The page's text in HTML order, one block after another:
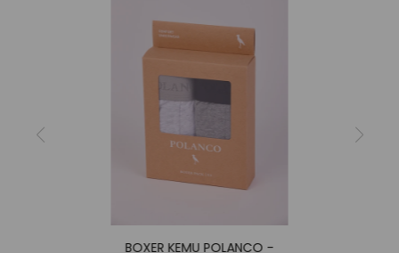
BOXER KEMU POLANCO -